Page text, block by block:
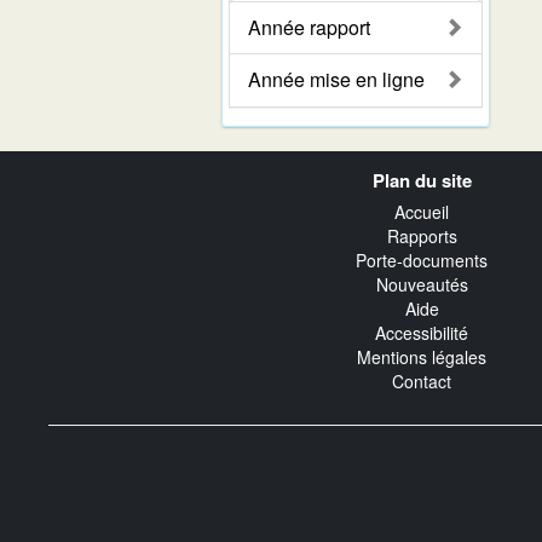
Année rapport
Année mise en ligne
Plan du site
Accueil
Rapports
Porte-documents
Nouveautés
Aide
Accessibilité
Mentions légales
Contact